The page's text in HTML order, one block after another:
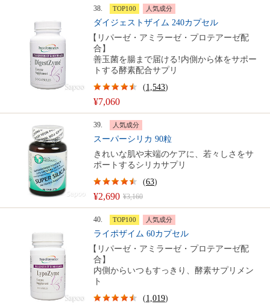
38. TOP100 人気成分
ダイジェストザイム 240カプセル
【リパーゼ・アミラーゼ・プロテアーゼ配
合】
善玉菌を腸まで届ける!内側から体をサポー
トする酵素配合サプリ
¥7,060
(1,543)
39. 人気成分
スーパーシリカ 90粒
きれいな肌や末端のケアに、若々しさをサ
ポートするシリカサプリ
¥2,690 ¥3,160
(63)
40. TOP100 人気成分
ライポザイム 60カプセル
【リパーゼ・アミラーゼ・プロテアーゼ配
合】
内側からいつもすっきり、酵素サプリメン
ト
(1,019)